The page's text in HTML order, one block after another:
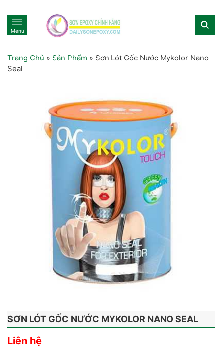
Menu
Trang Chủ » Sản Phẩm » Sơn Lót Gốc Nước Mykolor Nano
Seal
SƠN LÓT GỐC NƯỚC MYKOLOR NANO SEAL
Liên hệ